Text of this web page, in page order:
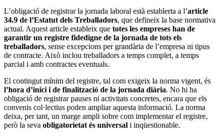
L’obligació de registrar la jornada laboral està establerta a l’article
34.9 de l’Estatut dels Treballadors, que defineix la base normativa
actual. Aquest article estableix que totes les empreses han de
garantir un registre fidedigne de la jornada de tots els
treballadors, sense excepcions per grandària de l’empresa ni tipus
de contracte. Això inclou treballadors a temps complet, a temps
parcial i amb contractes eventuals.
El contingut mínim del registre, tal com exigeix la norma vigent, és
l’hora d’inici i de finalització de la jornada diària. No hi ha
obligació de registrar pauses ni activitats concretes, encara que els
convenis col·lectius poden ampliar aquesta informació. La norma
deixa, per tant, un marge ampli sobre com implementar el registre,
però la seva obligatorietat és universal i inqüestionable.